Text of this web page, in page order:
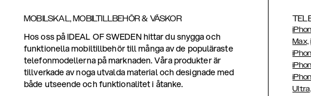
MOBILSKAL, MOBILTILLBEHÖR & VÄSKOR
Hos oss på IDEAL OF SWEDEN hittar du snygga och
funktionella mobiltillbehör till många av de populäraste
telefonmodellerna på marknaden. Våra produkter är
tillverkade av noga utvalda material och designade med
både utseende och funktionalitet i åtanke.
Max,
Ultra,